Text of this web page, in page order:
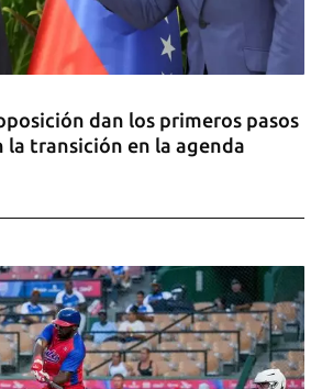
dan los primeros pasos
la transición en la agenda